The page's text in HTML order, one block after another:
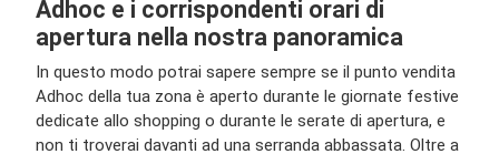
Adhoc e i corrispondenti orari di
apertura nella nostra panoramica
In questo modo potrai sapere sempre se il punto vendita
Adhoc della tua zona è aperto durante le giornate festive
dedicate allo shopping o durante le serate di apertura, e
non ti troverai davanti ad una serranda abbassata. Oltre a